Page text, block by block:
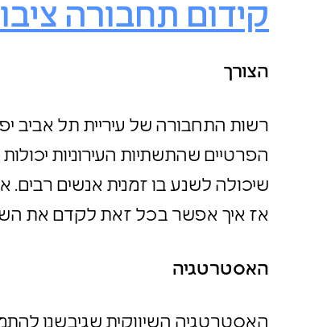
קידום תחבורה
הצורך
רשות התחבורה של עיריית תל אביב
הפרטיים שהתשתיות העירוניות
אז איך אפשר בכל זאת לקדם את
האסטרטגיה